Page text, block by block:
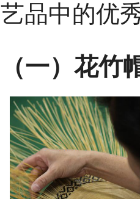
艺品中的优
（一）花竹